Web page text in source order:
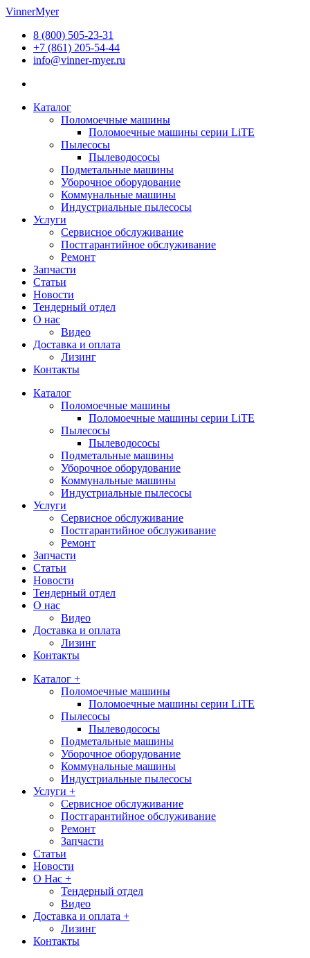
Перейти
содержимому
VinnerMyer
8 (800) 505-23-31
+7 (861) 205-54-44
info@vinner-myer.ru
Каталог
Поломоечные машины
Поломоечные машины серии LiTE
Пылесосы
Пылеводососы
Подметальные машины
Уборочное оборудование
Коммунальные машины
Индустриальные пылесосы
Услуги
Сервисное обслуживание
Постгарантийное обслуживание
Ремонт
Запчасти
Статьи
Новости
Тендерный отдел
О нас
Видео
Доставка и оплата
Лизинг
Контакты
Каталог
Поломоечные машины
Поломоечные машины серии LiTE
Пылесосы
Пылеводососы
Подметальные машины
Уборочное оборудование
Коммунальные машины
Индустриальные пылесосы
Услуги
Сервисное обслуживание
Постгарантийное обслуживание
Ремонт
Запчасти
Статьи
Новости
Тендерный отдел
О нас
Видео
Доставка и оплата
Лизинг
Контакты
Каталог +
Поломоечные машины
Поломоечные машины серии LiTE
Пылесосы
Пылеводососы
Подметальные машины
Уборочное оборудование
Коммунальные машины
Индустриальные пылесосы
Услуги +
Сервисное обслуживание
Постгарантийное обслуживание
Ремонт
Запчасти
Статьи
Новости
О Нас +
Тендерный отдел
Видео
Доставка и оплата +
Лизинг
Контакты